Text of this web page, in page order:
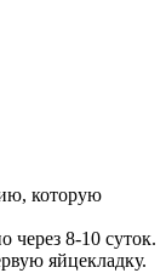
которую
8-10 суток.
яйцекладку.